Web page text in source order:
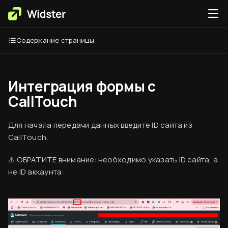
Вводная информация
База знаний
Создание аккаунта
Оплата сервиса
Код виджета
Интеграция формы с
CallTouch
Для начала передачи данных введите ID сайта из
CallTouch.
⚠️ ОБРАТИТЕ внимание: необходимо указать ID сайта, а
не ID аккаунта:
Содержание страницы